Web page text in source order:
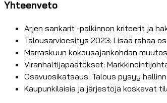
Yhteenveto
Arjen sankarit -palkinnon kriteerit ja
Talousarvioesitys 2023: Lisää rahaa
Marraskuun kokousajankohdan
Viranhaltijapäätökset:
Osavuosikatsaus: Talous pysyy
Kaupunkilaisia ja järjestöjä koskevat